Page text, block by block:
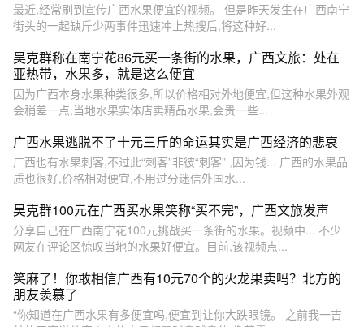
最近,经常刷到宣传广西水果便宜的视频。 但是昨天发生在广西南宁
街头的一起缺斤少两事件迅速冲上热搜后,将这种好...
吴克群称在南宁花86元买一条街的水果，广西文旅：处在
亚热带，水果多，就是这么便宜
因为广西本身水果种类很多,所以价格相对外地便宜,但这种水果外观
会稍差一点,当地水果实体店卖精品水果,会贵一些...
广西水果逃脱不了十元三斤的命运其实是广西经济的悲哀
广西也有水果刺客,不过此“刺客”非彼“刺客” ,因为钱... 广西的水果品
质也很好,价格相对便宜,不用过分迷信外国水...
吴克群100元在广西买水果笑称“买不完”，广西文旅发声
分享自己在广西南宁花100元挑战买一条街的水果。视频中... 不少
网友在评论区惊叹当地的水果好便宜。目前,该视频点...
笑麻了！你敢相信广西有10元70个的火龙果卖吗？北方的
朋友羡慕了
“你知道在广西水果有多便宜吗,便宜到让你大跌眼镜。 之前我一吉